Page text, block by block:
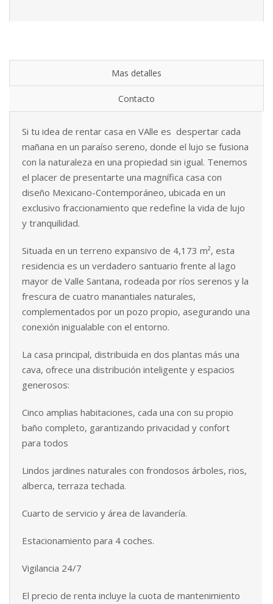
Mas detalles
Contacto
Si tu idea de rentar casa en VAlle es despertar cada
mañana en un paraíso sereno, donde el lujo se fusiona
con la naturaleza en una propiedad sin igual. Tenemos
el placer de presentarte una magnífica casa con
diseño Mexicano-Contemporáneo, ubicada en un
exclusivo fraccionamiento que redefine la vida de lujo
y tranquilidad.
Situada en un terreno expansivo de 4,173 m², esta
residencia es un verdadero santuario frente al lago
mayor de Valle Santana, rodeada por ríos serenos y la
frescura de cuatro manantiales naturales,
complementados por un pozo propio, asegurando una
conexión inigualable con el entorno.
La casa principal, distribuida en dos plantas más una
cava, ofrece una distribución inteligente y espacios
generosos:
Cinco amplias habitaciones, cada una con su propio
baño completo, garantizando privacidad y confort
para todos
Lindos jardines naturales con frondosos árboles, rios,
alberca, terraza techada.
Cuarto de servicio y área de lavandería.
Estacionamiento para 4 coches.
Vigilancia 24/7
El precio de renta incluye la cuota de mantenimiento